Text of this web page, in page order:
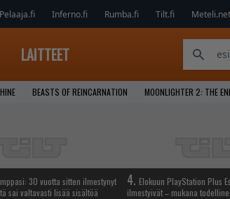
Pelaaja.fi Inferno.fi Rumba.fi Tilt.fi Meteli.net
LAITTEET
BEASTS OF REINCARNATION MOONLIGHTER 2: THE
30 vuotta sitten ilmestynyt
sai valtavasti lisää sisältöä
4. Elokuun PlayStation Plus
ilmestyivät – mukana